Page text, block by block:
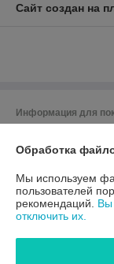
Сайт создан на
Информация для
220113, Республика
Регистрационный
УНП: 193360428
Дата регистрации
Обработка
Мы используем
пользователей
рекомендаций. Вы
отключить их.